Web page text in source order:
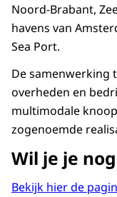
Noord-Brabant,
havens van
Sea Port.
De samenwerking
overheden en
multimodale
zogenoemde
Wil je je
Bekijk hier de